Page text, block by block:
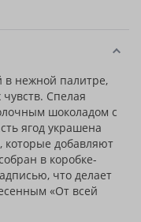
нежной палитре,
Спелая
шоколадом с
ягод украшена
добавляют
в коробке-
что делает
«От всей